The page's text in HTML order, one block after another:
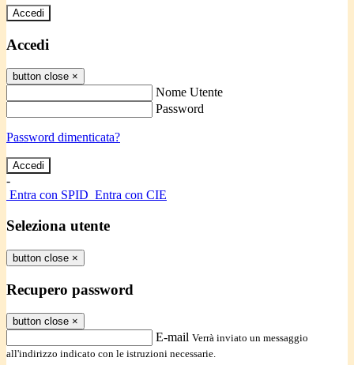
Accedi
Accedi
button close ×
Nome Utente
Password
Password dimenticata?
-
Entra con SPID Entra con CIE
Seleziona utente
button close ×
Recupero password
button close ×
E-mail Verrà inviato un messaggio
all'indirizzo indicato con le istruzioni necessarie.